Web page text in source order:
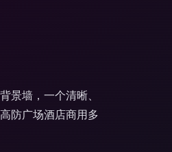
景墙，一个清晰、
防广场酒店商用多